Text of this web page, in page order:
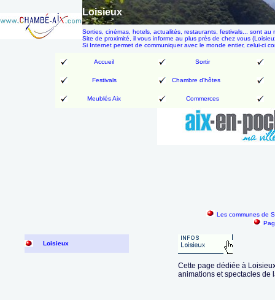
Loisieux
Sorties, cinémas, hotels, actualités, restaurants, festivals... sont
Site de proximité, il vous informe au plus près de chez vous
Si Internet permet de communiquer avec le monde entier, celui-ci
Accueil Sortir
Festivals Chambre d'hôtes
Meublés Aix Commerces
Les communes de
Loisieux
Cette page dédiée à
animations et spectacles de